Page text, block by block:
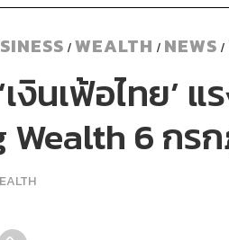
/ WEALTH / NEWS /
งินเฟ้อไทย’
6 กร